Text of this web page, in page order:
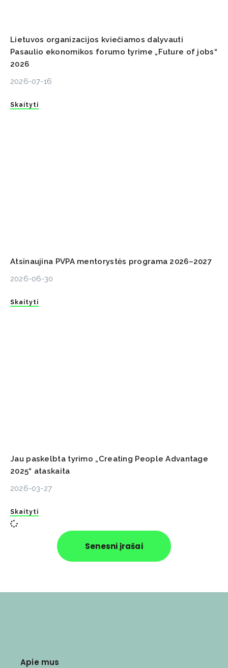
Lietuvos organizacijos kviečiamos dalyvauti
Pasaulio ekonomikos forumo tyrime „Future of jobs“
2026
2026-07-16
Skaityti
Atsinaujina PVPA mentorystės programa 2026–2027
2026-06-30
Skaityti
Jau paskelbta tyrimo „Creating People Advantage
2025“ ataskaita
2026-03-27
Skaityti
Senesni įrašai
Apie mus